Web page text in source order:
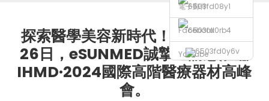
電子郵件
Facebook
Youtube
探索醫學美容新時代！ 4月25日至
26日，eSUNMED誠摯邀請您蒞臨
IHMD·2024國際高階醫療器材高峰
會。